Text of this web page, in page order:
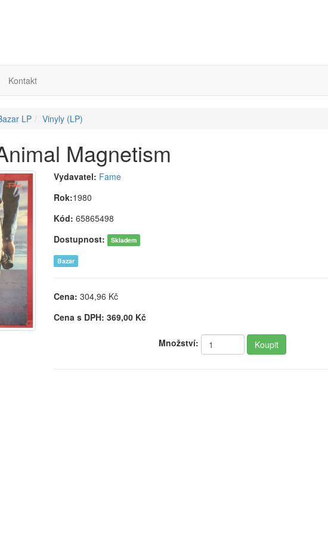
Kontakt
LP Vinyly (LP)
Magnetism
Vydavatel: Fame
Rok:1980
Kód: 65865498
Dostupnost:
Skladem
Bazar
Cena: 304,96 Kč
Cena s DPH: 369,00Kč
Množství: